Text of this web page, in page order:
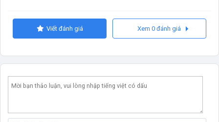
Viết đánh giá Xem 0 đánh giá